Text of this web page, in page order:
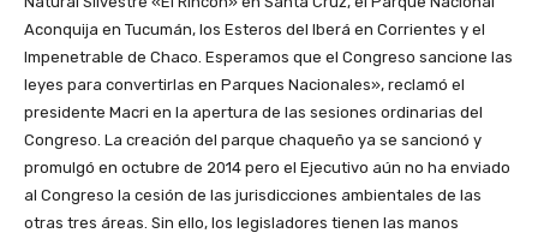
Aconquija en Tucumán, los Esteros del Iberá en Corrientes y el
Impenetrable de Chaco. Esperamos que el Congreso sancione las
leyes para convertirlas en Parques Nacionales», reclamó el
presidente Macri en la apertura de las sesiones ordinarias del
Congreso. La creación del parque chaqueño ya se sancionó y
promulgó en octubre de 2014 pero el Ejecutivo aún no ha enviado
al Congreso la cesión de las jurisdicciones ambientales de las
otras tres áreas. Sin ello, los legisladores tienen las manos